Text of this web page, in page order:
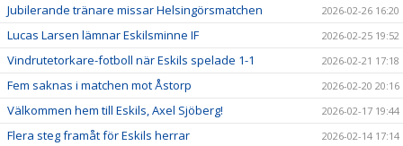
Jubilerande tränare missar Helsingörsmatchen 2026-02-26 16:20
Lucas Larsen lämnar Eskilsminne IF 2026-02-25 19:52
Vindrutetorkare-fotboll när Eskils spelade 1-1 2026-02-21 17:18
Fem saknas i matchen mot Åstorp 2026-02-20 20:16
Välkommen hem till Eskils, Axel Sjöberg! 2026-02-17 19:44
Flera steg framåt för Eskils herrar 2026-02-14 17:14